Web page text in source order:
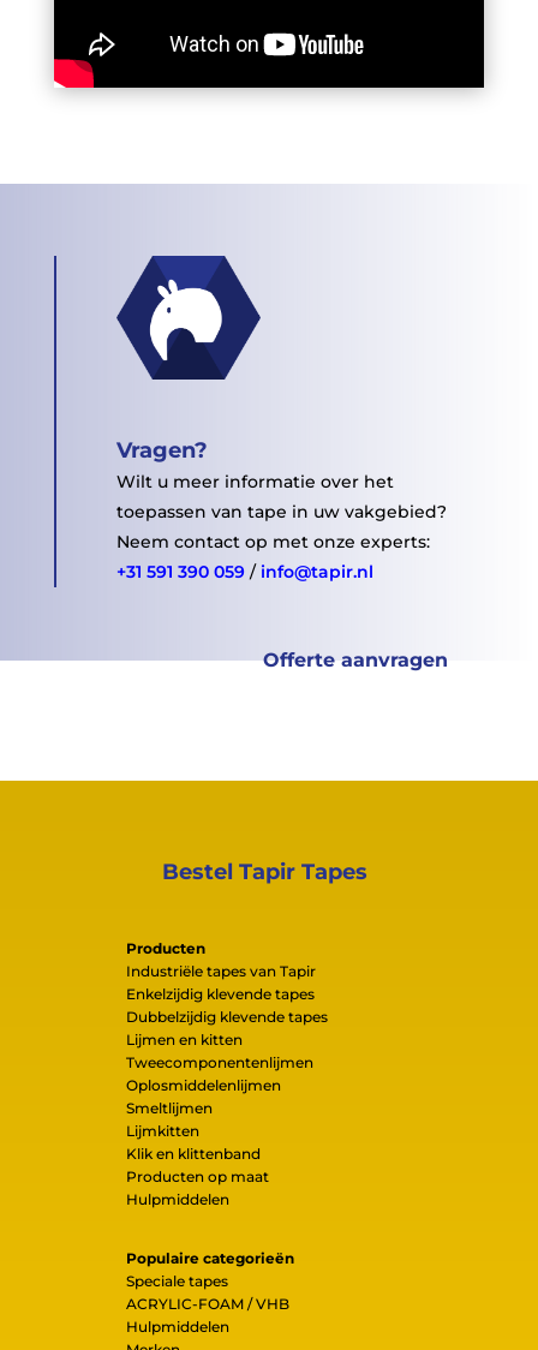
Vragen?
Wilt u meer informatie over het
toepassen van tape in uw vakgebied?
Neem contact op met onze experts:
+31 591 390 059/ info@tapir.nl
Offerte aanvragen
Bestel Tapir Tapes
Producten
Industriële tapes van Tapir
Enkelzijdig klevende tapes
Dubbelzijdig klevende tapes
Lijmen en kitten
Tweecomponentenlijmen
Oplosmiddelenlijmen
Smeltlijmen
Lijmkitten
Klik en klittenband
Producten op maat
Hulpmiddelen
Populaire categorieën
Speciale tapes
ACRYLIC-FOAM / VHB
Hulpmiddelen